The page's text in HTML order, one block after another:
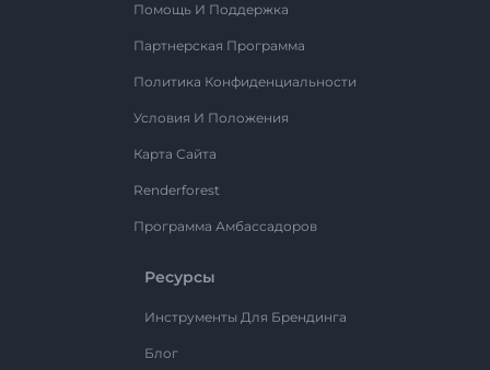
Помощь И Поддержка
Партнерская Программа
Политика Конфиденциальности
Условия И Положения
Карта Сайта
Renderforest
Программа Амбассадоров
Ресурсы
Инструменты Для Брендинга
Блог